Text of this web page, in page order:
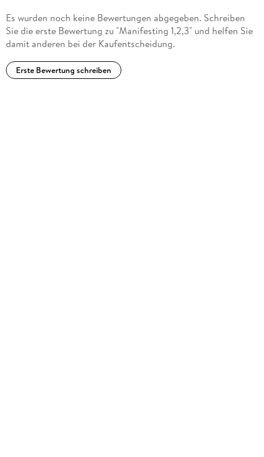
Es wurden noch keine Bewertungen abgegeben. Schreiben
Sie die erste Bewertung zu "Manifesting 1,2,3" und helfen Sie
damit anderen bei der Kaufentscheidung.
Erste Bewertung schreiben